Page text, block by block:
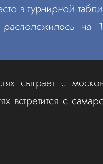
в турнирной
на
сыграет с
встретится с